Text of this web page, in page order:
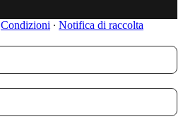
Condizioni ∙ Notifica di raccolta